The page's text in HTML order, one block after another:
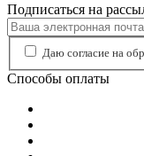
Подписаться на
Даю согласие на
Способы оплаты